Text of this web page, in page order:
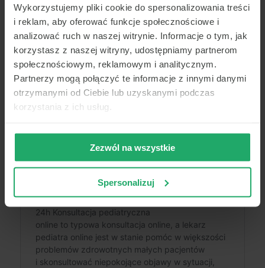
Wykorzystujemy pliki cookie do spersonalizowania treści
i reklam, aby oferować funkcje społecznościowe i
analizować ruch w naszej witrynie. Informacje o tym, jak
korzystasz z naszej witryny, udostępniamy partnerom
społecznościowym, reklamowym i analitycznym.
Partnerzy mogą połączyć te informacje z innymi danymi
otrzymanymi od Ciebie lub uzyskanymi podczas
korzystania z ich usług.
Zezwól na wszystkie
Spersonalizuj